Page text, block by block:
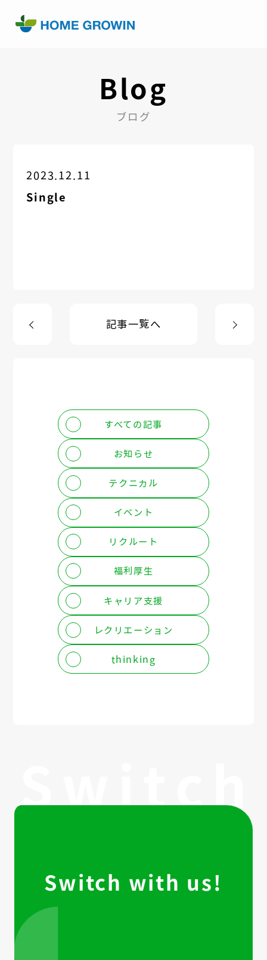
Blog
ブログ
すべての記事
お知らせ
テクニカル
イベント
リクルート
福利厚生
キャリア支援
レクリエーション
thinking
2023.12.11
Single
記事一覧へ
Switch with us!